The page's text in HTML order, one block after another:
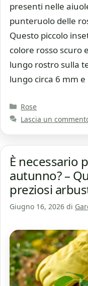
presenti nelle
punteruolo delle
Questo piccolo
colore rosso scuro
lungo rostro sulla
lungo circa 6 mm
Categorie
Rose
Lascia un
È necessario
autunno? –
preziosi
Giugno 16, 2026 di